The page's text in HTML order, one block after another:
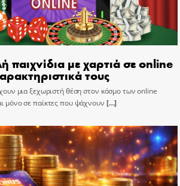
παιχνίδια με χαρτιά σε online
τους
μια ξεχωριστή θέση στον κόσμο των online
μόνο σε παίκτες που ψάχνουν […]